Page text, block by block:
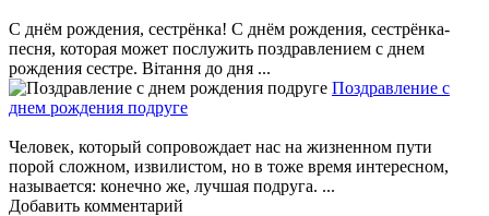
С днём рождения, сестрёнка! С днём рождения, сестрёнка-
песня, которая может послужить поздравлением с днем
рождения сестре. Вітання до дня ...
Поздравление с
днем рождения подруге
Человек, который сопровождает нас на жизненном пути
порой сложном, извилистом, но в тоже время интересном,
называется: конечно же, лучшая подруга. ...
Добавить комментарий